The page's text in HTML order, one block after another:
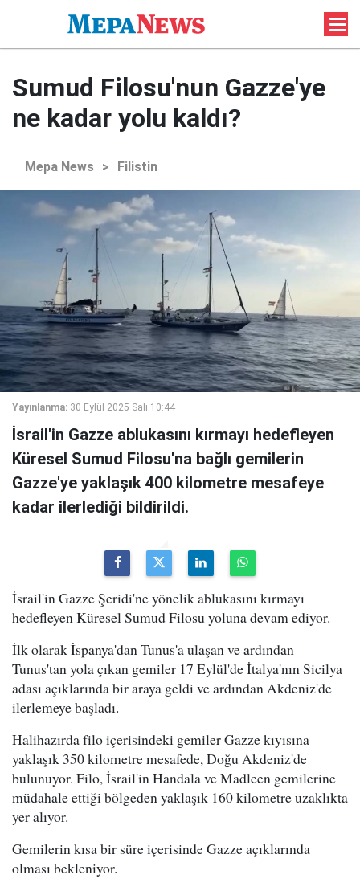
Sumud Filosu'nun Gazze'ye
ne kadar yolu kaldı?
Mepa News > Filistin
Yayınlanma: 30 Eylül 2025 Salı 10:44
İsrail'in Gazze ablukasını kırmayı hedefleyen
Küresel Sumud Filosu'na bağlı gemilerin
Gazze'ye yaklaşık 400 kilometre mesafeye
kadar ilerlediği bildirildi.
İsrail'in Gazze Şeridi'ne yönelik ablukasını kırmayı
hedefleyen Küresel Sumud Filosu yoluna devam ediyor.
İlk olarak İspanya'dan Tunus'a ulaşan ve ardından
Tunus'tan yola çıkan gemiler 17 Eylül'de İtalya'nın Sicilya
adası açıklarında bir araya geldi ve ardından Akdeniz'de
ilerlemeye başladı.
Halihazırda filo içerisindeki gemiler Gazze kıyısına
yaklaşık 350 kilometre mesafede, Doğu Akdeniz'de
bulunuyor. Filo, İsrail'in Handala ve Madleen gemilerine
müdahale ettiği bölgeden yaklaşık 160 kilometre uzaklıkta
yer alıyor.
Gemilerin kısa bir süre içerisinde Gazze açıklarında
olması bekleniyor.